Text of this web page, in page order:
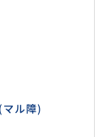
ル障)